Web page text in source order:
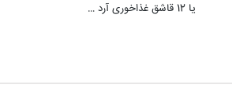
یا 12 قاشق غذاخوری آرد …